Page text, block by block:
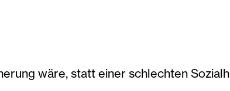
wäre, statt einer schlechten